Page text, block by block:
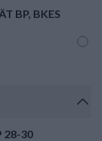
BP, BKES
28-30